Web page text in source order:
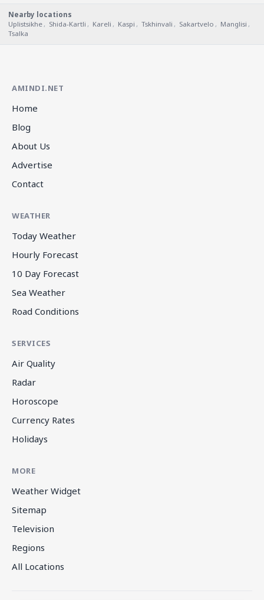
Nearby locations
Uplistsikhe , Shida-Kartli , Kareli , Kaspi , Tskhinvali , Sakartvelo , Manglisi ,
Tsalka
AMINDI.NET
Home
Blog
About Us
Advertise
Contact
WEATHER
Today Weather
Hourly Forecast
10 Day Forecast
Sea Weather
Road Conditions
SERVICES
Air Quality
Radar
Horoscope
Currency Rates
Holidays
MORE
Weather Widget
Sitemap
Television
Regions
All Locations